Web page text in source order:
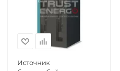
Источник